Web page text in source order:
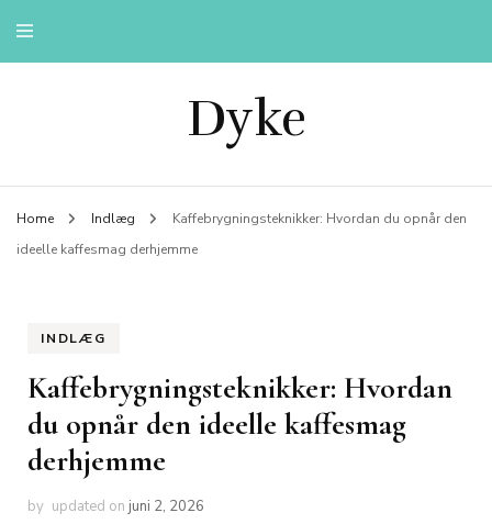
Dyke
Home Indlæg
Kaffebrygningsteknikker: Hvordan du opnår den
ideelle kaffesmag derhjemme
INDLÆG
Kaffebrygningsteknikker: Hvordan
du opnår den ideelle kaffesmag
derhjemme
by updated on juni 2, 2026